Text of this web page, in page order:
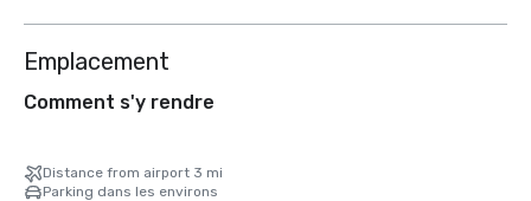
Emplacement
Comment s'y rendre
Distance from airport 3 mi
Parking dans les environs